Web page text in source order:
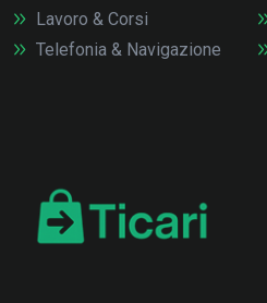
Lavoro & Corsi
Telefonia & Navigazione